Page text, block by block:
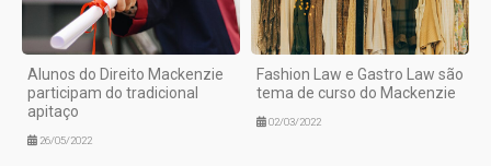
Alunos do Direito Mackenzie
participam do tradicional
apitaço
26/05/2022
Fashion Law e Gastro Law são
tema de curso do Mackenzie
02/03/2022